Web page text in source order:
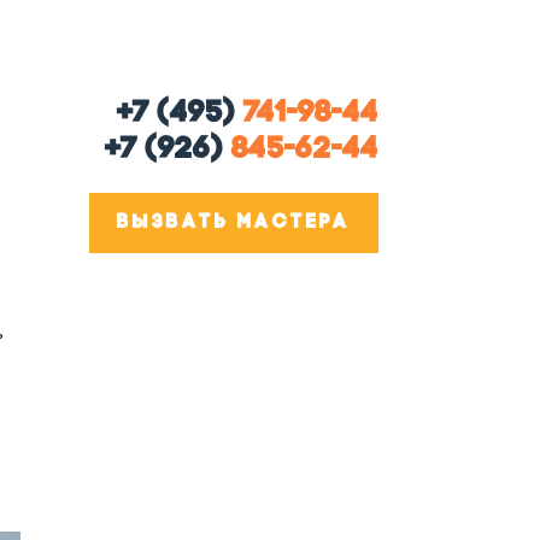
+7 (495)741-98-44
+7 (926)845-62-44
ВЫЗВАТЬ МАСТЕРА